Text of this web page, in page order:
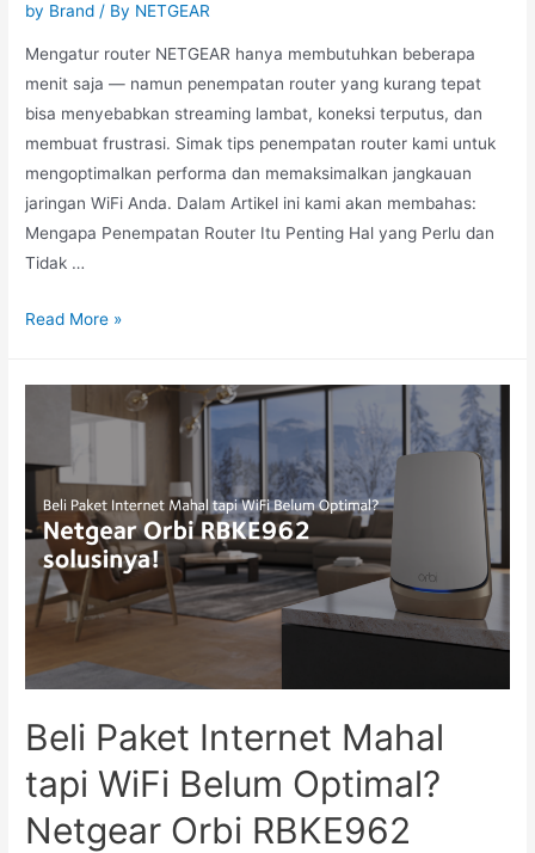
by Brand / By NETGEAR
Mengatur router NETGEAR hanya membutuhkan beberapa
menit saja — namun penempatan router yang kurang tepat
bisa menyebabkan streaming lambat, koneksi terputus, dan
membuat frustrasi. Simak tips penempatan router kami untuk
mengoptimalkan performa dan memaksimalkan jangkauan
jaringan WiFi Anda. Dalam Artikel ini kami akan membahas:
Mengapa Penempatan Router Itu Penting Hal yang Perlu dan
Tidak …
Read More »
Beli Paket Internet Mahal
tapi WiFi Belum Optimal?
Netgear Orbi RBKE962